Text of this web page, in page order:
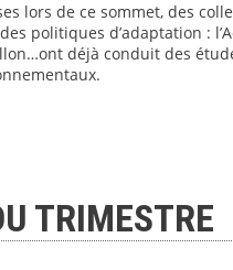
lors de ce sommet, des
politiques d’adaptation :
déjà conduit des
TRIMESTRE